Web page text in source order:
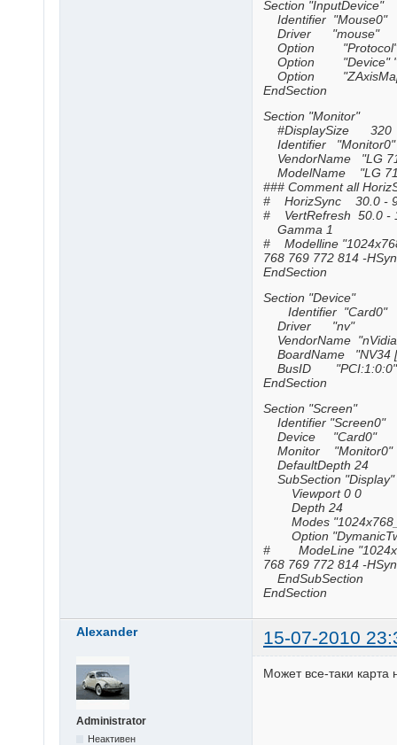
Section "InputDevice"
Identifier "Mouse0"
Driver "mouse"
Option "Protocol"
Option "Device" "/
Option
EndSection
Section "Monitor"
#DisplaySize
Identifier "Monitor0"
VendorName "LG
ModelName "LG
### Comment all
# HorizSync 30.0 -
# VertRefresh 50.0 -
Gamma 1
# Modelline
768 769 772 814 -
EndSection
Section "Device"
Identifier "Card0"
Driver "nv"
VendorName
BoardName "NV34
BusID "PCI:1:0:0"
EndSection
Section "Screen"
Identifier "Screen0"
Device "Card0"
Monitor "Monitor0"
DefaultDepth 24
SubSection "Display"
Viewport 0 0
Depth 24
Modes
Option
# ModeLine
768 769 772 814 -
EndSubSection
EndSection
Alexander 15-07-2010
Administrator
Неактивен
Может все-таки карта